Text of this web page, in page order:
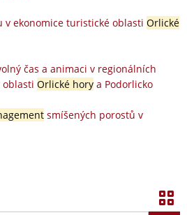
v ekonomice turistické oblasti Orlické
čas a animaci v regionálních
Orlické horya Podorlicko
smíšených porostů v